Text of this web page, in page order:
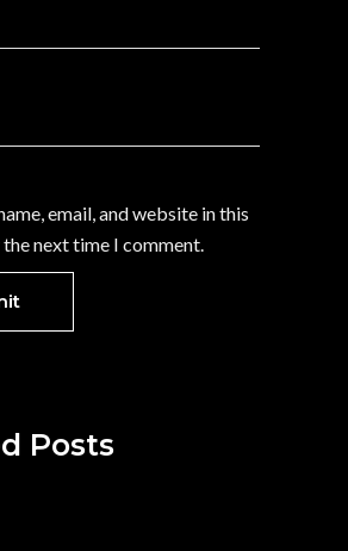
email, and website in this
next time I comment.
Posts